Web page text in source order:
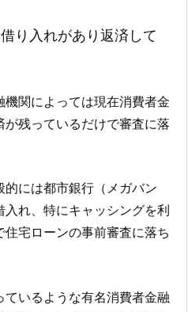
り入れがあり返済して
関によっては現在消費者金
残っているだけで審査に落
には都市銀行（メガバン
れ、特にキャッシングを利
宅ローンの事前審査に落ち
いるような有名消費者金融